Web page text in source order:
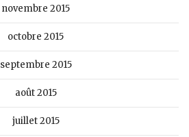
novembre 2015
octobre 2015
septembre 2015
août 2015
juillet 2015